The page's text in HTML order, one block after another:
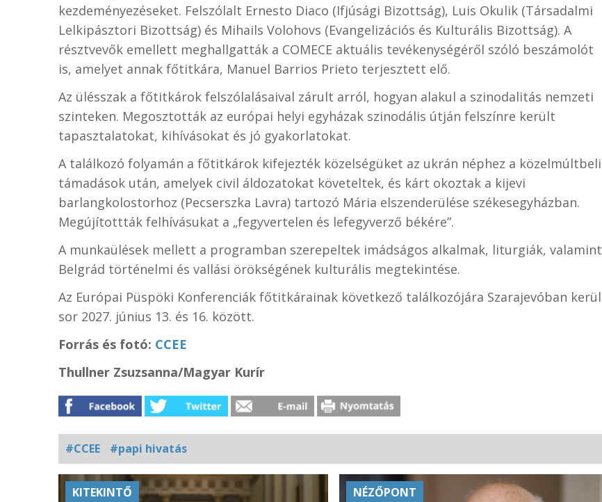
kezdeményezéseket. Felszólalt Ernesto Diaco (Ifjúsági Bizottság), Luis Okulik (Társadalmi
Lelkipásztori Bizottság) és Mihails Volohovs (Evangelizációs és Kulturális Bizottság). A
résztvevők emellett meghallgatták a COMECE aktuális tevékenységéről szóló beszámolót
is, amelyet annak főtitkára, Manuel Barrios Prieto terjesztett elő.
Az ülésszak a főtitkárok felszólalásaival zárult arról, hogyan alakul a szinodalitás nemzeti
szinteken. Megosztották az európai helyi egyházak szinodális útján felszínre került
tapasztalatokat, kihívásokat és jó gyakorlatokat.
A találkozó folyamán a főtitkárok kifejezték közelségüket az ukrán néphez a közelmúltbeli
támadások után, amelyek civil áldozatokat követeltek, és kárt okoztak a kijevi
barlangkolostorhoz (Pecserszka Lavra) tartozó Mária elszenderülése székesegyházban.
Megújítottták felhívásukat a „fegyvertelen és lefegyverző békére”.
A munkaülések mellett a programban szerepeltek imádságos alkalmak, liturgiák, valamint
Belgrád történelmi és vallási örökségének kulturális megtekintése.
Az Európai Püspöki Konferenciák főtitkárainak következő találkozójára Szarajevóban kerül
sor 2027. június 13. és 16. között.
Forrás és fotó: CCEE
Thullner Zsuzsanna/Magyar Kurír
#CCEE #papi hivatás
Kapcsolódó
KITEKINTŐ NÉZŐPONT